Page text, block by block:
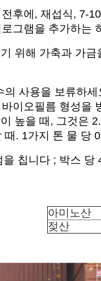
후에, 재섭식, 7-
그램을 추가하는
위해 가축과 가
의 사용을 보류하세
이오필름 형성을
높을 때, 그것은
. 1가지 톤 물 당
칩니다 ; 박스 당
아미노산
젖산